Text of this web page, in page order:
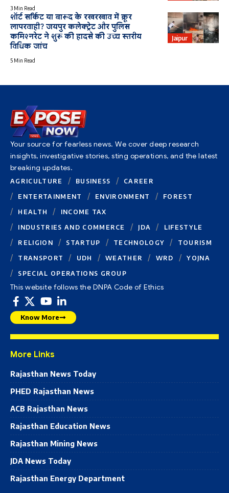
3 Min Read
Jaipur
शॉर्ट सर्किट या बारूद के रखरखाव में क्रूर
लापरवाही? जयपुर कलेक्ट्रेट और पुलिस
कमिश्नरेट ने शुरू की हादसे की उच्च स्तरीय
विधिक जांच
5 Min Read
Your source for fearless news. We cover deep research
insights, investigative stories, sting operations, and the latest
breaking updates.
AGRICULTURE BUSINESS
CAREER
ENTERTAINMENT
ENVIRONMENT
FOREST
HEALTH
INCOME TAX
INDUSTRIES AND COMMERCE
JDA
LIFESTYLE
RELIGION
STARTUP TECHNOLOGY
TOURISM
TRANSPORT
UDH WEATHER WRD
YOJNA
SPECIAL OPERATIONS GROUP
This website follows the DNPA Code of Ethics
Know More
More Links
Rajasthan News Today
PHED Rajasthan News
ACB Rajasthan News
Rajasthan Education News
Rajasthan Mining News
JDA News Today
Rajasthan Energy Department